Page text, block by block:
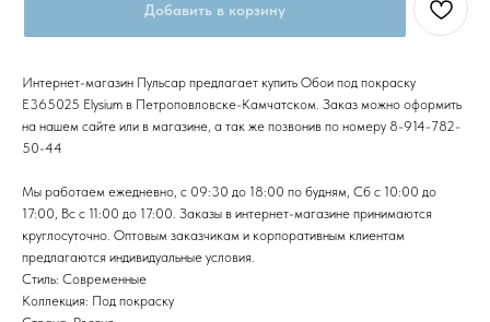
Добавить в корзину
Интернет-магазин Пульсар предлагает купить Обои под покраску
E365025 Elysium в Петроповловске-Камчатском. Заказ можно оформить
на нашем сайте или в магазине, а так же позвонив по номеру 8-914-782-
50-44
Мы работаем ежедневно, с 09:30 до 18:00 по будням, Сб с 10:00 до
17:00, Вс с 11:00 до 17:00. Заказы в интернет-магазине принимаются
круглосуточно. Оптовым заказчикам и корпоративным клиентам
предлагаются индивидуальные условия.
Стиль: Современные
Коллекция: Под покраску